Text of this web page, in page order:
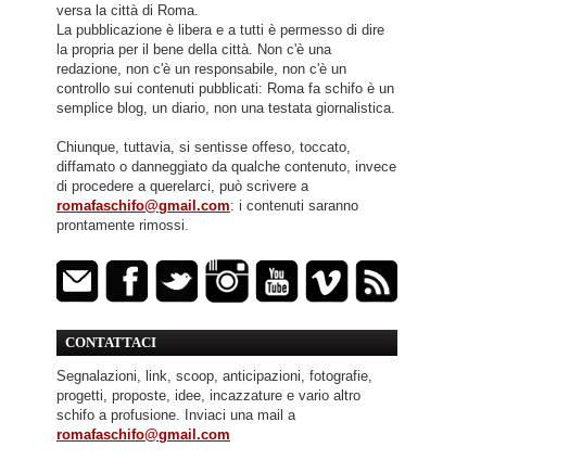
versa la città di Roma.
La pubblicazione è libera e a tutti è permesso di dire
la propria per il bene della città. Non c'è una
redazione, non c'è un responsabile, non c'è un
controllo sui contenuti pubblicati: Roma fa schifo è un
semplice blog, un diario, non una testata giornalistica.
Chiunque, tuttavia, si sentisse offeso, toccato,
diffamato o danneggiato da qualche contenuto, invece
di procedere a querelarci, può scrivere a
romafaschifo@gmail.com: i contenuti saranno
prontamente rimossi.
CONTATTACI
Segnalazioni, link, scoop, anticipazioni, fotografie,
progetti, proposte, idee, incazzature e vario altro
schifo a profusione. Inviaci una mail a
romafaschifo@gmail.com